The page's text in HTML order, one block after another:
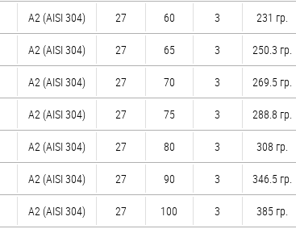
А2 (AISI 304) 27 60 3 231 гр.
А2 (AISI 304) 27 65 3 250.3 гр.
А2 (AISI 304) 27 70 3 269.5 гр.
А2 (AISI 304) 27 75 3 288.8 гр.
А2 (AISI 304) 27 80 3 308 гр.
А2 (AISI 304) 27 90 3 346.5 гр.
А2 (AISI 304) 27 100 3 385 гр.